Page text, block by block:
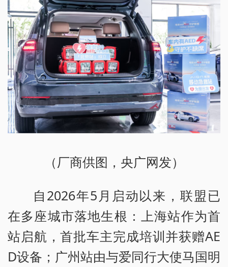
（厂商供图，央广网发）
自2026年5月启动以来，联盟已
在多座城市落地生根：上海站作为首
站启航，首批车主完成培训并获赠AE
D设备；广州站由与爱同行大使马国明